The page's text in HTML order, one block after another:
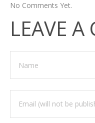
No Comments Yet.
LEAVE